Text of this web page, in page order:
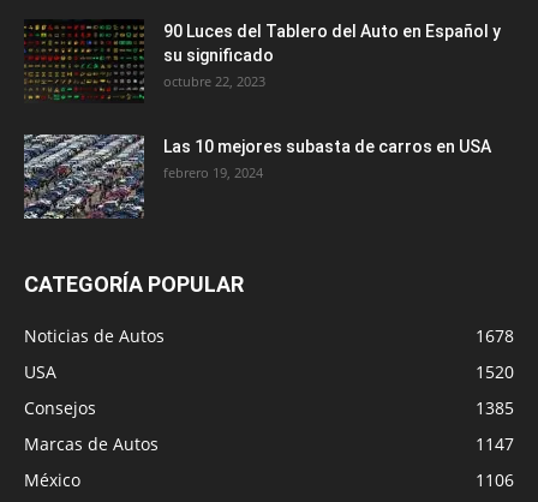
90 Luces del Tablero del Auto en Español y
su significado
octubre 22, 2023
Las 10 mejores subasta de carros en USA
febrero 19, 2024
CATEGORÍA POPULAR
Noticias de Autos
1678
USA
1520
Consejos
1385
Marcas de Autos
1147
México
1106